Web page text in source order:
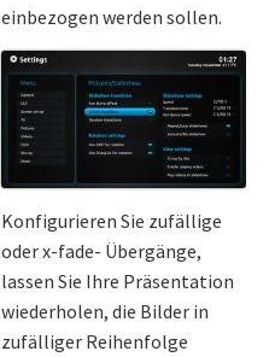
einbezogen werden sollen.
Konfigurieren Sie zufällige
oder x-fade- Übergänge,
lassen Sie Ihre Präsentation
wiederholen, die Bilder in
zufälliger Reihenfolge